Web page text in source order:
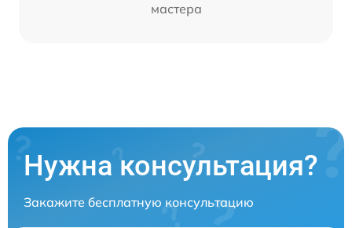
мастера
Нужна консультация?
Закажите бесплатную консультацию